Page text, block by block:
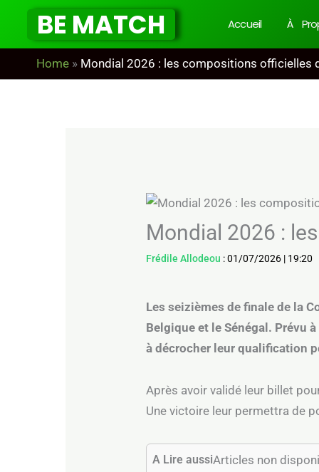
contenu
BE MATCH Accueil À
Home » Mondial 2026 : les compositions officielles
Mondial 2026 :
Frédile Allodeou :01/07/2026 | 19:20
Les seizièmes de finale de la
Belgique et le Sénégal. Prévu
à décrocher leur qualification
Après avoir validé leur billet
Une victoire leur permettra de
A Lire aussiArticles non